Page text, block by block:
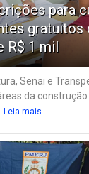
para
gratuitos
R$ 1 mil
Senai e
da construção
Leia mais